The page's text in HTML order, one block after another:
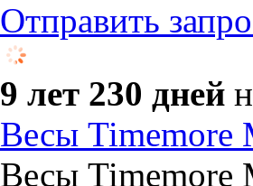
Отправить
9 лет 230 дней
Весы Timemore
Весы Timemore